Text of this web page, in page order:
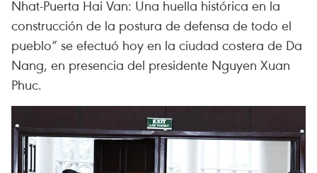
Nhat-Puerta Hai Van: Una huella histórica en la
construcción de la postura de defensa de todo el
pueblo” se efectuó hoy en la ciudad costera de Da
Nang, en presencia del presidente Nguyen Xuan
Phuc.